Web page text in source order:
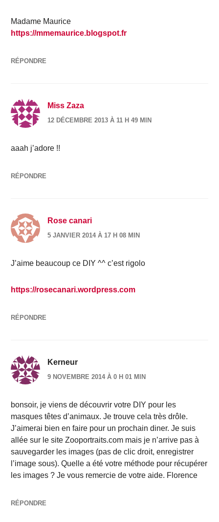
Madame Maurice
https://mmemaurice.blogspot.fr
RÉPONDRE
Miss Zaza
12 DÉCEMBRE 2013 À 11 H 49 MIN
aaah j’adore !!
RÉPONDRE
Rose canari
5 JANVIER 2014 À 17 H 08 MIN
J’aime beaucoup ce DIY ^^ c’est rigolo
https://rosecanari.wordpress.com
RÉPONDRE
Kerneur
9 NOVEMBRE 2014 À 0 H 01 MIN
bonsoir, je viens de découvrir votre DIY pour les
masques têtes d’animaux. Je trouve cela très drôle.
J’aimerai bien en faire pour un prochain diner. Je suis
allée sur le site Zooportraits.com mais je n’arrive pas à
sauvegarder les images (pas de clic droit, enregistrer
l’image sous). Quelle a été votre méthode pour récupérer
les images ? Je vous remercie de votre aide. Florence
RÉPONDRE